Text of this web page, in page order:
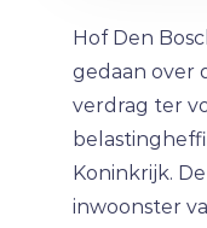
Hof Den
gedaan over
verdrag ter
Koninkrijk.
inwoonster